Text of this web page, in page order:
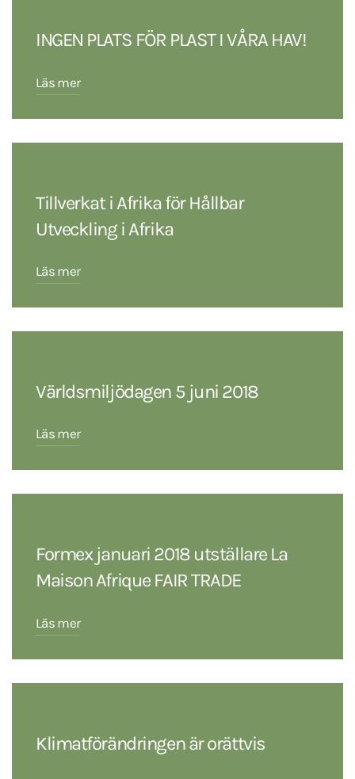
INGEN PLATS FÖR PLAST I VÅRA HAV!
Läs mer
Tillverkat i Afrika för Hållbar
Utveckling i Afrika
Läs mer
Världsmiljödagen 5 juni 2018
Läs mer
Formex januari 2018 utställare La
Maison Afrique FAIR TRADE
Läs mer
Klimatförändringen är orättvis